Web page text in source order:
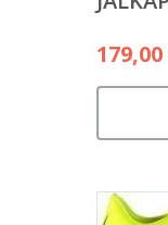
179,00